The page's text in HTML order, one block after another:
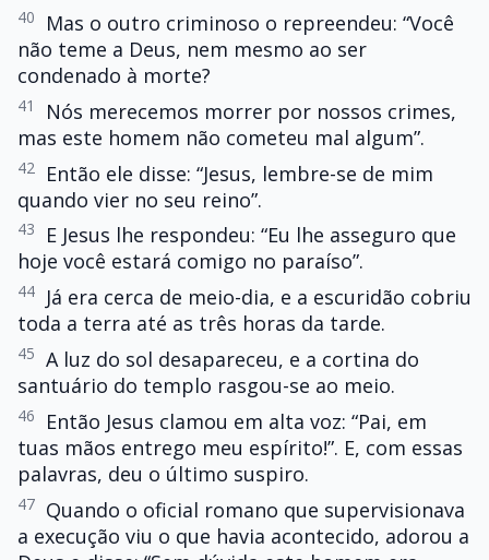
40
Mas o outro criminoso o repreendeu: “Você
não teme a Deus, nem mesmo ao ser
condenado à morte?
41
Nós merecemos morrer por nossos crimes,
mas este homem não cometeu mal algum”.
42
Então ele disse: “Jesus, lembre-se de mim
quando vier no seu reino”.
43
E Jesus lhe respondeu: “Eu lhe asseguro que
hoje você estará comigo no paraíso”.
44
Já era cerca de meio-dia, e a escuridão cobriu
toda a terra até as três horas da tarde.
45 A luz do sol desapareceu, e a cortina do
santuário do templo rasgou-se ao meio.
46
Então Jesus clamou em alta voz: “Pai, em
tuas mãos entrego meu espírito!”. E, com essas
palavras, deu o último suspiro.
47 Quando o oficial romano que supervisionava
a execução viu o que havia acontecido, adorou a